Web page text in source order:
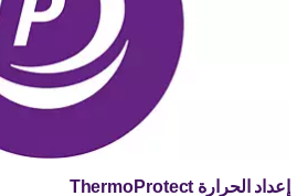
إعداد الحرارة ThermoProtect